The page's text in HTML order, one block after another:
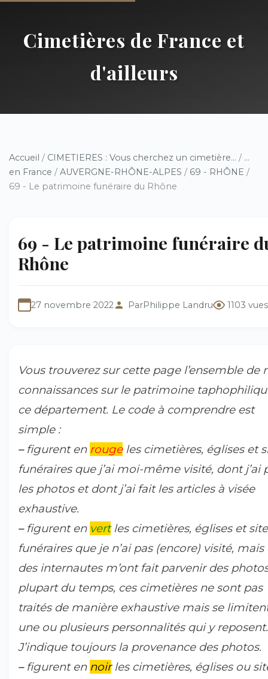
Cimetières de France et
d'ailleurs
Accueil / CIMETIERES : Vous cherchez un cimetière... / ...
en France / AUVERGNE-RHÔNE-ALPES / 69 - RHÔNE /
69 - Le patrimoine funéraire du Rhône
69 - Le patrimoine funéraire
Rhône
27 novembre 2022 ParPhilippe Landru 1103 vues
Vous trouverez sur cette page l’ensemble de
connaissances sur le patrimoine
ce département. Le code à comprendre est
simple :
–figurent en rougeles cimetières, églises et
funéraires que j’ai moi-même visité, dont j’ai
les photos et dont j’ai fait les articles à visée
exhaustive.
–figurent en vertles cimetières, églises et
funéraires que je n’ai pas (encore) visité,
des internautes m’ont fait parvenir des
plupart du temps, ces cimetières ne sont pas
traités de manière exhaustive mais se
une ou plusieurs personnalités qui y reposent.
J’indique toujours la provenance des photos.
–figurent en noirles cimetières, églises ou